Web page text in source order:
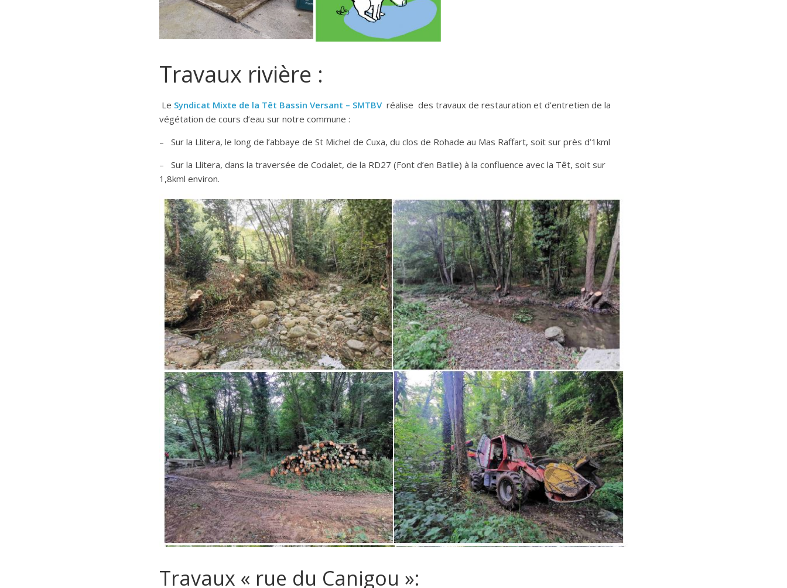
Travaux rivière :
Le Syndicat Mixte de la Têt Bassin Versant – SMTBV réalise des travaux de restauration et d’entretien de la
végétation de cours d’eau sur notre commune :
– Sur la Llitera, le long de l’abbaye de St Michel de Cuxa, du clos de Rohade au Mas Raffart, soit sur près d’1kml
– Sur la Llitera, dans la traversée de Codalet, de la RD27 (Font d’en Batlle) à la confluence avec la Têt, soit sur
1,8kml environ.
Travaux « rue du Canigou »: